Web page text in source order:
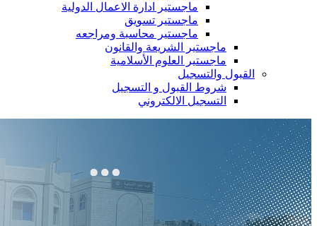
ماجستير ادارة الاعمال الدولية
ماجستير تسويق
ماجستير محاسبة ومراجعه
ماجستير الشريعة والقانون
ماجستير العلوم الأسلامية
القبول والتسجيل
شروط القبول و التسجيل
التسجيل الالكتروني